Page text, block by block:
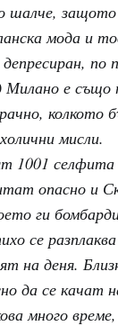
шалче,
мода и
по
Милано е също
колкото
мисли.
1001
опасно и
ги
се
на деня.
да се качат
много